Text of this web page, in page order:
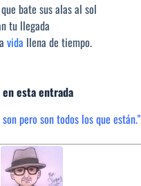
bate sus alas al sol
tu llegada
vida llena de tiempo.
esta entrada
pero son todos los que están."